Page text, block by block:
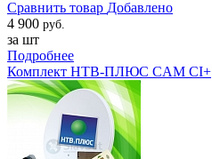
Сравнить товар Добавлено
4 900 руб.
за шт
Подробнее
Комплект НТВ-ПЛЮС CAM CI+